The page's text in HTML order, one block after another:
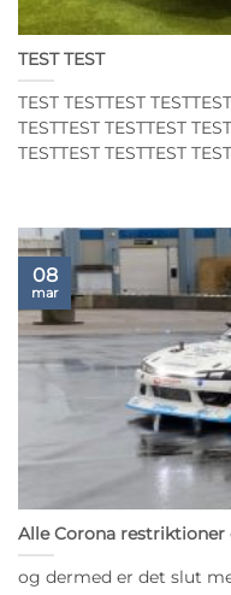
TEST TEST
TEST TESTTEST
TESTTEST TESTTEST
TESTTEST TESTTEST
Alle Corona
og dermed er det slut
08
mar